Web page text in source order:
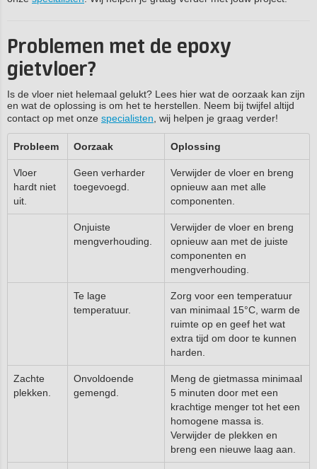
Problemen met de epoxy
gietvloer?
Is de vloer niet helemaal gelukt? Lees hier wat de oorzaak kan zijn
en wat de oplossing is om het te herstellen. Neem bij twijfel altijd
contact op met onze specialisten , wij helpen je graag verder!
Probleem Oorzaak Oplossing
Vloer
hardt niet
uit.
Geen verharder
toegevoegd.
Verwijder de vloer en breng
opnieuw aan met alle
componenten.
Onjuiste
mengverhouding.
Verwijder de vloer en breng
opnieuw aan met de juiste
componenten en
mengverhouding.
Te lage
temperatuur.
Zorg voor een temperatuur
van minimaal 15°C, warm de
ruimte op en geef het wat
extra tijd om door te kunnen
harden.
Zachte
plekken.
Onvoldoende
gemengd.
Meng de gietmassa minimaal
5 minuten door met een
krachtige menger tot het een
homogene massa is.
Verwijder de plekken en
breng een nieuwe laag aan.